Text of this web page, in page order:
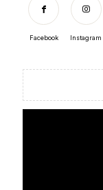
Facebook Instagram